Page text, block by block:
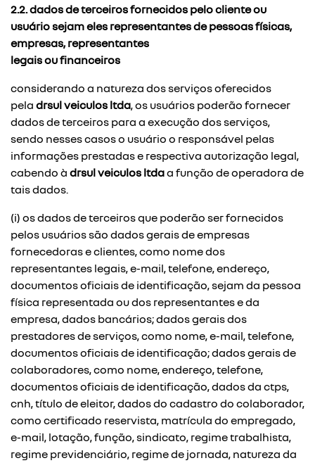
2.2. dados de terceiros fornecidos pelo cliente ou
usuário sejam eles representantes de pessoas físicas,
empresas, representantes
legais ou financeiros
considerando a natureza dos serviços oferecidos
pela drsul veiculos ltda, os usuários poderão fornecer
dados de terceiros para a execução dos serviços,
sendo nesses casos o usuário o responsável pelas
informações prestadas e respectiva autorização legal,
cabendo à drsul veiculos ltdaa função de operadora de
tais dados.
(i) os dados de terceiros que poderão ser fornecidos
pelos usuários são dados gerais de empresas
fornecedoras e clientes, como nome dos
representantes legais, e-mail, telefone, endereço,
documentos oficiais de identificação, sejam da pessoa
física representada ou dos representantes e da
empresa, dados bancários; dados gerais dos
prestadores de serviços, como nome, e-mail, telefone,
documentos oficiais de identificação; dados gerais de
colaboradores, como nome, endereço, telefone,
documentos oficiais de identificação, dados da ctps,
cnh, título de eleitor, dados do cadastro do colaborador,
como certificado reservista, matrícula do empregado,
e-mail, lotação, função, sindicato, regime trabalhista,
regime previdenciário, regime de jornada, natureza da